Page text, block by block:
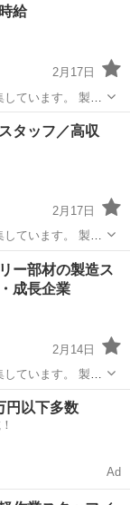
給
2月17日
ています。 製造
と協力し、優れ
も、手厚い研修と
タッフ／高収
2月17日
ています。 製造
と協力し、優れ
も、手厚い研修と
ー部材の製造ス
成長企業
2月14日
ています。 製造
と協力し、優れ
、手厚い研修と
円以下多数
Ad